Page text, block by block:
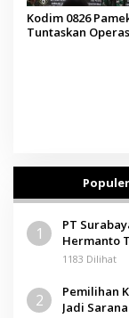
Kodim 0826
Tuntaskan
Populer
1
PT
Hermanto
Pamolokan
1183 Dilihat
2
Pemilihan
Jadi